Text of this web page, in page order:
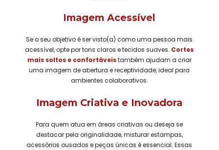
Imagem Acessível
Se o seu objetivo é ser visto(a) como uma pessoa mais
acessível, opte por tons claros e tecidos suaves. Cortes
mais soltos e confortáveistambém ajudam a criar
uma imagem de abertura e receptividade, ideal para
ambientes colaborativos.
Imagem Criativa e Inovadora
Para quem atua em áreas criativas ou deseja se
destacar pela originalidade, misturar estampas,
acessórios ousados e peças únicas é essencial. Essas